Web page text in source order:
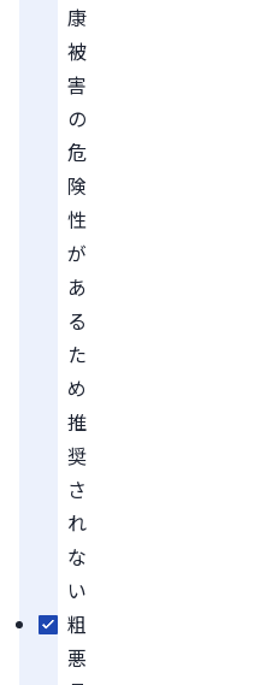
康
被
害
の
危
険
性
が
あ
る
た
め
推
奨
さ
れ
な
い
粗
悪